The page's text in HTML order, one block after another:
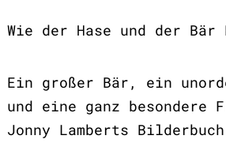
Wie der Hase und der Bär
Ein großer Bär, ein
und eine ganz besondere
Jonny Lamberts